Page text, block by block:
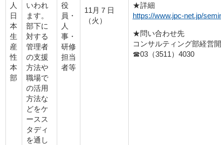
人
日
本
生
産
性
本
部
いわれ
ます。
部下に
対する
管理者
の支援
方法や
職場で
の活用
方法な
どをケ
ースス
タディ
を通し
役
員・
人
事・
研修
担当
者等
11月７日
（火）
★詳細
https://www.jpc-net.jp/
★問い合わせ先
コンサルティング部経営
☎03（3511）4030